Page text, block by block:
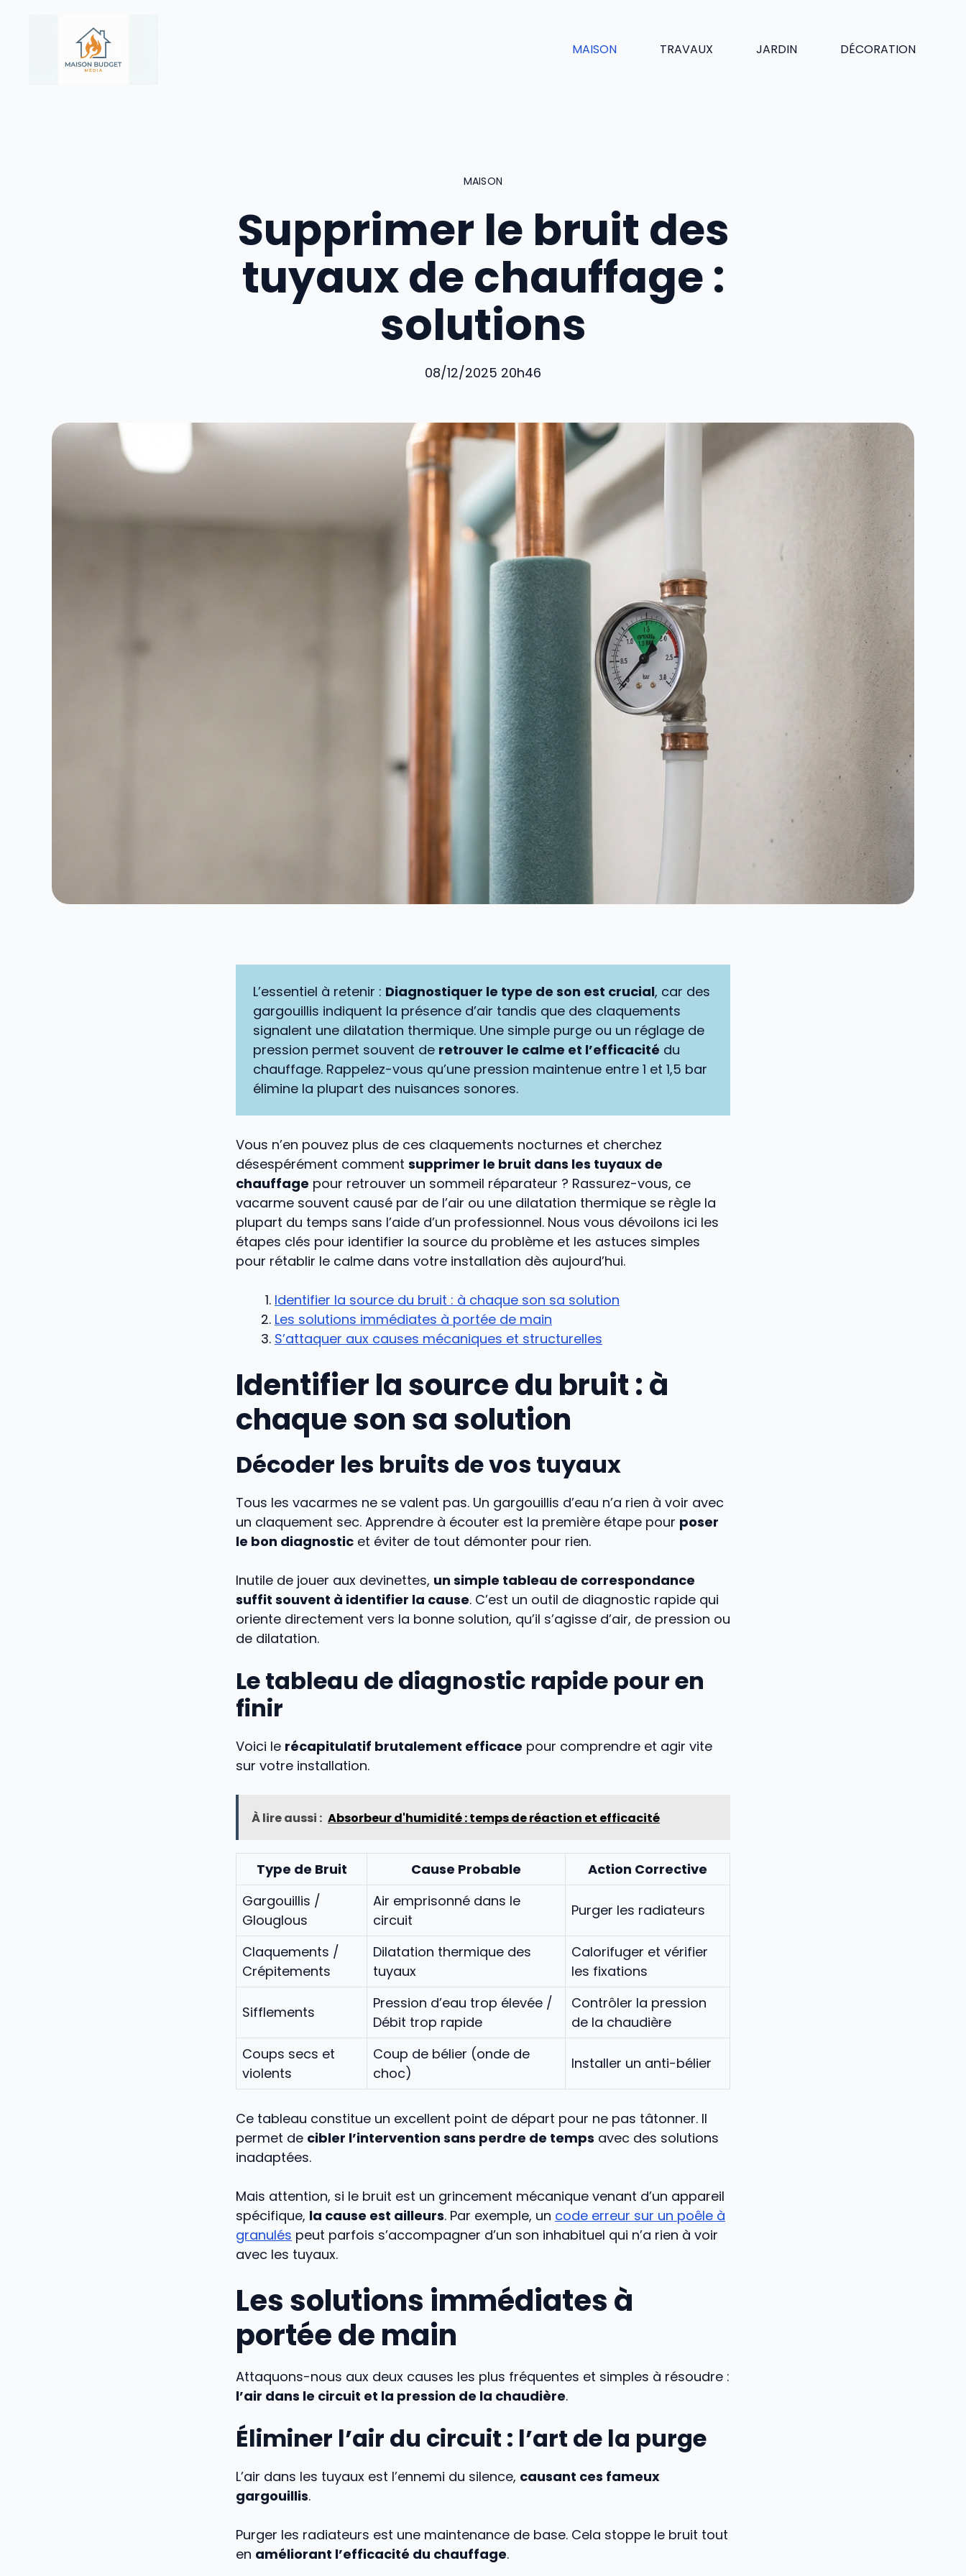
MAISON TRAVAUX JARDIN DÉCORATION
MAISON
Supprimer le bruit des
tuyaux de chauffage :
solutions
08/12/2025 20h46
L’essentiel à retenir : Diagnostiquer le type de son est crucial, car des
gargouillis indiquent la présence d’air tandis que des claquements
signalent une dilatation thermique. Une simple purge ou un réglage de
pression permet souvent de retrouver le calme et l’efficacité du
chauffage. Rappelez-vous qu’une pression maintenue entre 1 et 1,5 bar
élimine la plupart des nuisances sonores.
Vous n’en pouvez plus de ces claquements nocturnes et cherchez
désespérément comment supprimer le bruit dans les tuyaux de
chauffage pour retrouver un sommeil réparateur ? Rassurez-vous, ce
vacarme souvent causé par de l’air ou une dilatation thermique se règle la
plupart du temps sans l’aide d’un professionnel. Nous vous dévoilons ici les
étapes clés pour identifier la source du problème et les astuces simples
pour rétablir le calme dans votre installation dès aujourd’hui.
Identifier la source du bruit : à chaque son sa solution
Les solutions immédiates à portée de main
S’attaquer aux causes mécaniques et structurelles
Identifier la source du bruit : à
chaque son sa solution
Décoder les bruits de vos tuyaux
Tous les vacarmes ne se valent pas. Un gargouillis d’eau n’a rien à voir avec
un claquement sec. Apprendre à écouter est la première étape pour poser
le bon diagnostic et éviter de tout démonter pour rien.
Inutile de jouer aux devinettes, un simple tableau de correspondance
suffit souvent à identifier la cause. C’est un outil de diagnostic rapide qui
oriente directement vers la bonne solution, qu’il s’agisse d’air, de pression ou
de dilatation.
Le tableau de diagnostic rapide pour en
finir
Voici le récapitulatif brutalement efficace pour comprendre et agir vite
sur votre installation.
À lire aussi : Absorbeur d'humidité : temps de réaction et efficacité
Type de Bruit Cause Probable
Action Corrective
Gargouillis /
Glouglous
Air emprisonné dans le
circuit
Purger les radiateurs
Claquements /
Crépitements
Dilatation thermique des
tuyaux
Calorifuger et vérifier
les fixations
Sifflements
Pression d’eau trop élevée /
Débit trop rapide
Contrôler la pression
de la chaudière
Coups secs et
violents
Coup de bélier (onde de
choc)
Installer un anti-bélier
Ce tableau constitue un excellent point de départ pour ne pas tâtonner. Il
permet de cibler l’intervention sans perdre de temps avec des solutions
inadaptées.
Mais attention, si le bruit est un grincement mécanique venant d’un appareil
spécifique, la cause est ailleurs. Par exemple, un code erreur sur un poêle à
granulés peut parfois s’accompagner d’un son inhabituel qui n’a rien à voir
avec les tuyaux.
Les solutions immédiates à
portée de main
Attaquons-nous aux deux causes les plus fréquentes et simples à résoudre :
l’air dans le circuit et la pression de la chaudière.
Éliminer l’air du circuit : l’art de la purge
L’air dans les tuyaux est l’ennemi du silence, causant ces fameux
gargouillis.
Purger les radiateurs est une maintenance de base. Cela stoppe le bruit tout
en améliorant l’efficacité du chauffage.